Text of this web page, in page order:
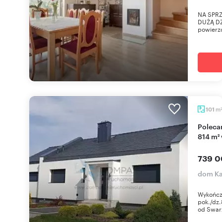
NA
DUŻĄ
101 m2
Polecam nowoczesny dom 101 m² z dużą działką
814
739
dom
pok./
od